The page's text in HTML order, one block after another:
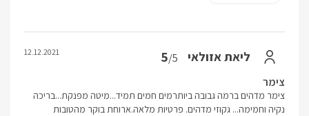
ליאת אזולאי 5/5
12.12.2021
צימר
צימר מדהים ברמה גבובה ביותרמים חמים תמיד...מיטה מפנקת...בריכה
נקיה וחמימה... גקוזי מדהים. פרטיות מלאה.ארוחת בוקר מהטובות